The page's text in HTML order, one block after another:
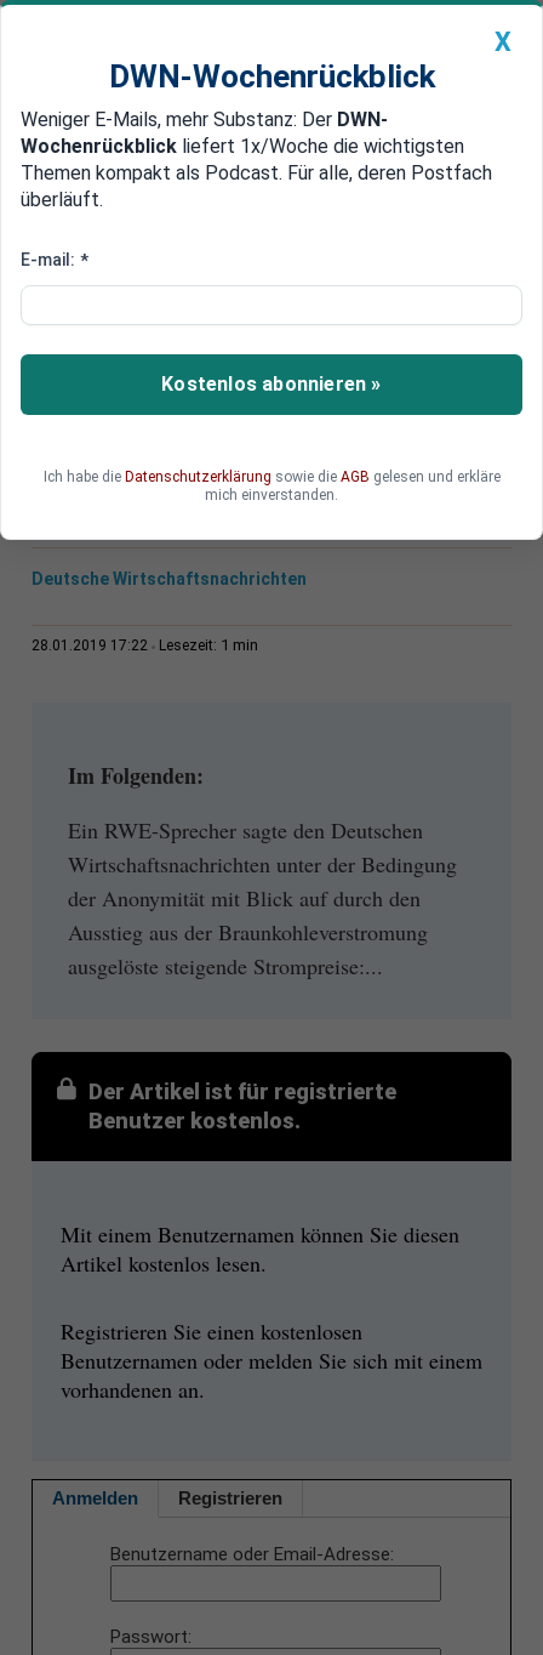
Newsticker MEIN DWN: Geldanlage Premium
Edelmetalle DWN-Magazin China
Bundesregierung gefordert
RWE: Schneller Kohle-Ausstieg
führt zu steigenden
Strompreisen
Ein Sprecher von RWE ruft die Bundesregierung
Arbeitsplätzen im Kohlesektor abzufedern.
Deutsche Wirtschaftsnachrichten
28.01.2019 17:22 Lesezeit: 1 min
Im Folgenden:
Ein RWE-Sprecher sagte den Deutschen
Wirtschaftsnachrichten unter der Bedingung
der Anonymität mit Blick auf durch den
Ausstieg aus der Braunkohleverstromung
ausgelöste steigende Strompreise:...
Der Artikel ist für registrierte
Benutzer kostenlos.
Mit einem Benutzernamen können Sie diesen
Artikel kostenlos lesen.
Registrieren Sie einen kostenlosen
Benutzernamen oder melden Sie sich mit einem
vorhandenen an.
Anmelden Registrieren
Benutzername oder Email-Adresse
Passwort
X
DWN-Wochenrückblick
Weniger E-Mails, mehr Substanz: Der DWN-
Wochenrückblick liefert 1x/Woche die wichtigsten
Themen kompakt als Podcast. Für alle, deren Postfach
überläuft.
E-mail: *
Kostenlos abonnieren »
Ich habe die Datenschutzerklärung sowie die AGB gelesen und erkläre
mich einverstanden.